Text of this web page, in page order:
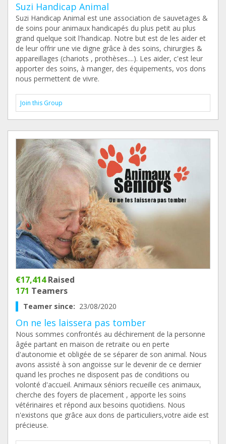
Suzi Handicap Animal
Suzi Handicap Animal est une association de sauvetages &
de soins pour animaux handicapés du plus petit au plus
grand quelque soit l'handicap. Notre but est de les aider et
de leur offrir une vie digne grâce à des soins, chirurgies &
appareillages (chariots , prothèses....). Les aider, c'est leur
apporter des soins, à manger, des équipements, vos dons
nous permettent de vivre.
Join this Group
€17,414Raised
171 Teamers
Teamer since: 23/08/2020
On ne les laissera pas tomber
Nous sommes confrontés au déchirement de la personne
âgée partant en maison de retraite ou en perte
d'autonomie et obligée de se séparer de son animal. Nous
avons assisté à son angoisse sur le devenir de ce dernier
quand les proches ne disposent pas de conditions ou
volonté d'accueil. Animaux séniors recueille ces animaux,
cherche des foyers de placement , apporte les soins
vétérinaires et répond aux besoins quotidiens. Nous
n'existons que grâce aux dons de particuliers,votre aide est
précieuse.